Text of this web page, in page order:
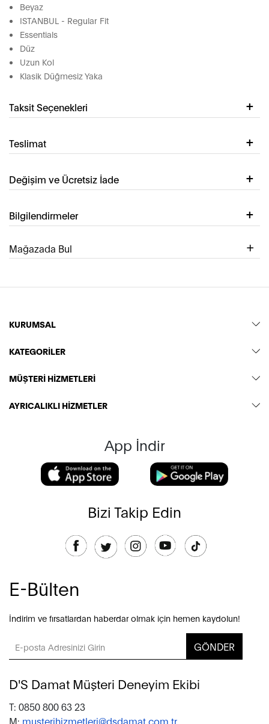
Beyaz
ISTANBUL - Regular Fit
Essentials
Düz
Uzun Kol
Klasik Düğmesiz Yaka
Taksit Seçenekleri
Teslimat
Değişim ve Ücretsiz İade
Bilgilendirmeler
Mağazada Bul
KURUMSAL
KATEGORİLER
MÜŞTERİ HİZMETLERİ
AYRICALIKLI HİZMETLER
App İndir
Bizi Takip Edin
E-Bülten
İndirim ve fırsatlardan haberdar olmak için hemen kaydolun!
GÖNDER
D'S Damat Müşteri Deneyim Ekibi
T: 0850 800 63 23
M: musterihizmetleri@dsdamat.com.tr